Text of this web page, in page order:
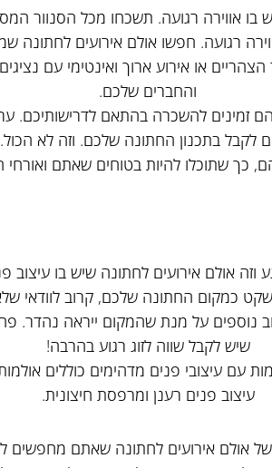
בו אווירה רגועה. תשכחו מכל הסנוור
רגועה. חפשו אולם אירועים לחתונה
או אירוע ארוך ואינטימי עם
והחברים שלכם.
והם זמינים להשכרה בהתאם לדרישותיכם.
לקבל בתכנון החתונה שלכם. וזה לא
כך שתוכלו להיות בטוחים שאתם
אולם אירועים לחתונה שיש בו עיצוב
כמקום החתונה שלכם, קרוב לוודאי
נוספים על מנת שהמקום ייראה נהדר.
שיש לקבל שווה לזוג רגוע בהרבה!
עם עיצובי פנים מדהימים כוללים
עיצוב פנים רענן ומרפסת חיצונית.
אולם אירועים לחתונה שאתם מחפשים